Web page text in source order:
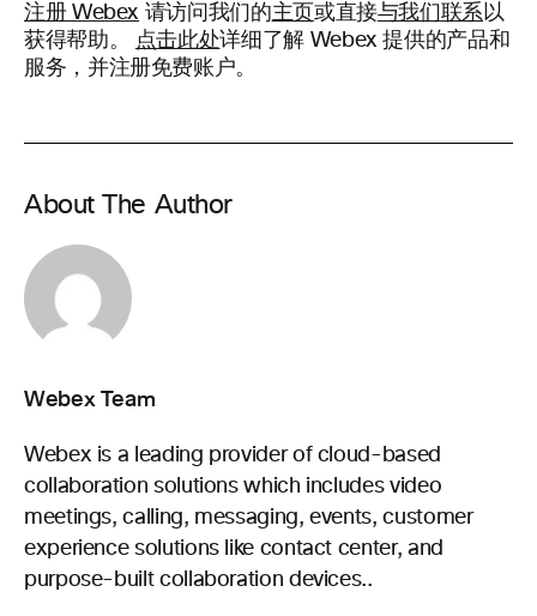
注册 Webex 请访问我们的主页或直接与我们联系以
获得帮助。
点击此处详细了解 Webex 提供的产品和
服务，并注册免费账户。
About The Author
Webex Team
Webex is a leading provider of cloud-based
collaboration solutions which includes video
meetings, calling, messaging, events, customer
experience solutions like contact center, and
purpose-built collaboration devices..